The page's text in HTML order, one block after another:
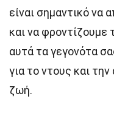
είναι σημαντικό να
και να φροντίζουμε
αυτά τα γεγονότα
για το ντους και
ζωή.